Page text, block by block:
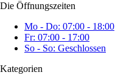
Die Öffnungszeiten
Mo - Do: 07:00 - 18:00
Fr: 07:00 - 17:00
So - So: Geschlossen
Kategorien